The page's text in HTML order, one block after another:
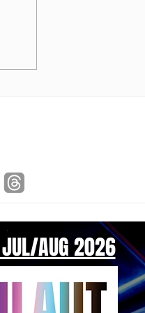
MODUS VIVENDI
JUL/AUG 2026